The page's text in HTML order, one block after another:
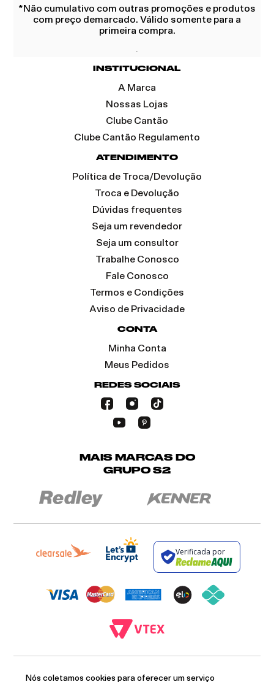
Nós coletamos cookies para oferecer um serviço
*Não cumulativo com outras promoções e produtos
com preço demarcado. Válido somente para a
primeira compra.
INSTITUCIONAL
A Marca
Nossas Lojas
Clube Cantão
Clube Cantão Regulamento
ATENDIMENTO
Política de Troca/Devolução
Troca e Devolução
Dúvidas frequentes
Seja um revendedor
Seja um consultor
Trabalhe Conosco
Fale Conosco
Termos e Condições
Aviso de Privacidade
CONTA
Minha Conta
Meus Pedidos
REDES SOCIAIS
MAIS MARCAS DO
GRUPO S2
Verificada por
12.093.445/0002-23